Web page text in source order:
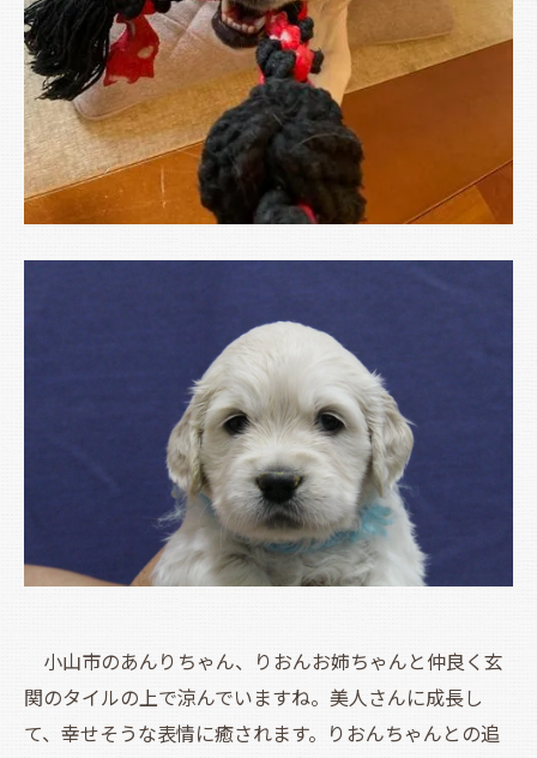
小山市のあんりちゃん、りおんお姉ちゃんと仲良く玄
関のタイルの上で涼んでいますね。美人さんに成長し
て、幸せそうな表情に癒されます。りおんちゃんとの追